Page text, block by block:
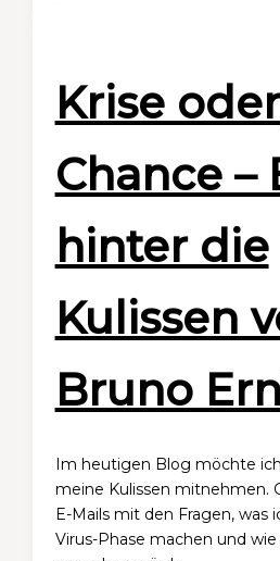
Krise oder
Chance –
hinter die
Kulissen
Bruno
Im heutigen Blog möchte
meine Kulissen mitnehmen.
E-Mails mit den Fragen, was
Virus-Phase machen und